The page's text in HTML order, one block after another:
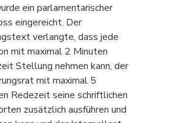
ein parlamentarischer
eingereicht. Der
verlangte, dass jede
mit maximal 2 Minuten
Stellung nehmen kann, der
mit maximal 5
Redezeit seine schriftlichen
zusätzlich ausführen und